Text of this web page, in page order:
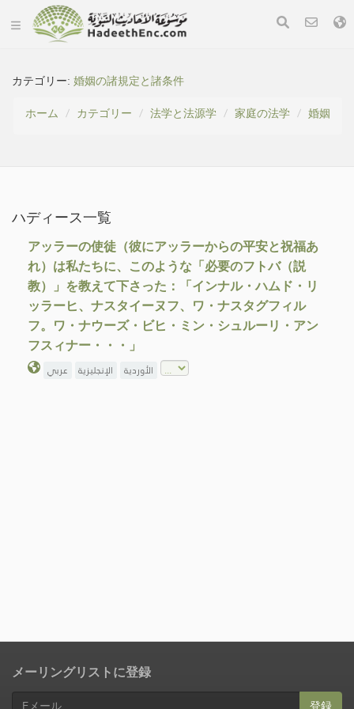
カテゴリー:婚姻の諸規定と諸条件
ホーム
カテゴリー 法学と法源学 家庭の法学 婚姻
ハディース一覧
アッラーの使徒（彼にアッラーからの平安と祝福あ
れ）は私たちに、このような「必要のフトバ（説
教）」を教えて下さった：「インナル・ハムド・リ
ッラーヒ、ナスタイーヌフ、ワ・ナスタグフィル
フ。ワ・ナウーズ・ビヒ・ミン・シュルーリ・アン
フスィナー・・・」
عربي الإنجليزية الأوردية
メーリングリストに登録